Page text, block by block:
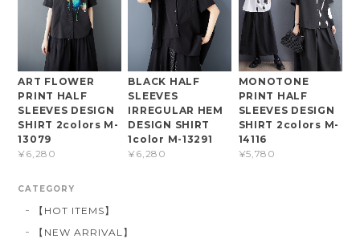
ART FLOWER
PRINT HALF
SLEEVES DESIGN
SHIRT 2colors M-
13079
¥6,280
BLACK HALF
SLEEVES
IRREGULAR HEM
DESIGN SHIRT
1color M-13291
¥6,280
MONOTONE
PRINT HALF
SLEEVES DESIGN
SHIRT 2colors M-
14116
¥5,780
CATEGORY
【HOT ITEMS】
【NEW ARRIVAL】